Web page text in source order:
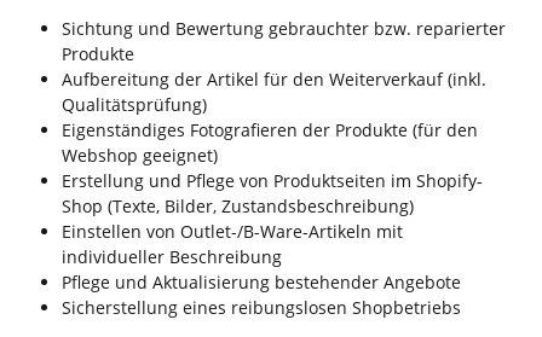
Sichtung und Bewertung gebrauchter bzw. reparierter
Produkte
Aufbereitung der Artikel für den Weiterverkauf (inkl.
Qualitätsprüfung)
Eigenständiges Fotografieren der Produkte (für den
Webshop geeignet)
Erstellung und Pflege von Produktseiten im Shopify-
Shop (Texte, Bilder, Zustandsbeschreibung)
Einstellen von Outlet-/B-Ware-Artikeln mit
individueller Beschreibung
Pflege und Aktualisierung bestehender Angebote
Sicherstellung eines reibungslosen Shopbetriebs